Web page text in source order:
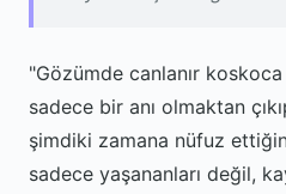
"Gözümde canlanır
sadece bir anı olmaktan
şimdiki zamana nüfuz
sadece yaşananları değil,